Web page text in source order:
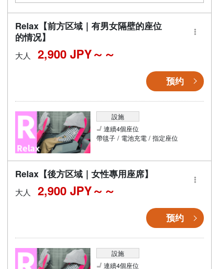
Relax【前方区域｜有男女隔壁的座位
的情况】
大人 2,900 JPY～
预约
設施
連續4個座位
帶毯子 / 電池充電 / 指定座位
Relax【後方区域｜女性專用座席】
大人 2,900 JPY～
预约
設施
連續4個座位